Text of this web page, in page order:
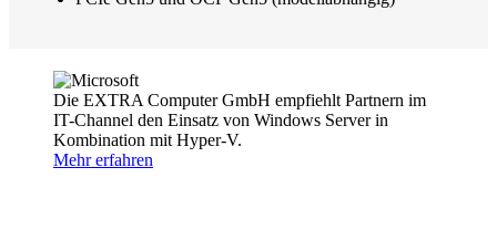
Die EXTRA Computer GmbH empfiehlt Partnern im
IT-Channel den Einsatz von Windows Server in
Kombination mit Hyper-V.
Mehr erfahren